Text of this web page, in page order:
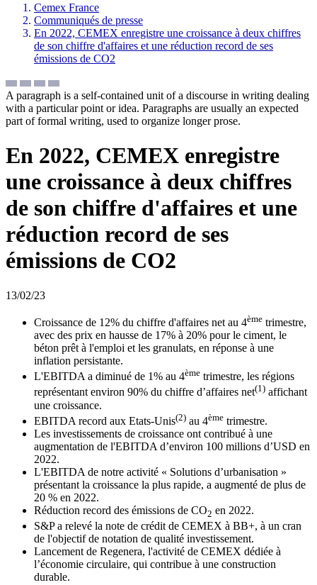
Cemex France
Communiqués de presse
En 2022, CEMEX enregistre une croissance à deux chiffres
de son chiffre d'affaires et une réduction record de ses
émissions de CO2
A paragraph is a self-contained unit of a discourse in writing dealing
with a particular point or idea. Paragraphs are usually an expected
part of formal writing, used to organize longer prose.
En 2022, CEMEX enregistre
une croissance à deux chiffres
de son chiffre d'affaires et une
réduction record de ses
émissions de CO2
13/02/23
Croissance de 12% du chiffre d'affaires net au 4ème trimestre,
avec des prix en hausse de 17% à 20% pour le ciment, le
béton prêt à l'emploi et les granulats, en réponse à une
inflation persistante.
L'EBITDA a diminué de 1% au 4ème trimestre, les régions
représentant environ 90% du chiffre d’affaires net(1) affichant
une croissance.
EBITDA record aux Etats-Unis(2) au 4ème trimestre.
Les investissements de croissance ont contribué à une
augmentation de l'EBITDA d’environ 100 millions d’USD en
2022.
L'EBITDA de notre activité « Solutions d’urbanisation »
présentant la croissance la plus rapide, a augmenté de plus de
20 % en 2022.
Réduction record des émissions de CO2 en 2022.
S&P a relevé la note de crédit de CEMEX à BB+, à un cran
de l'objectif de notation de qualité investissement.
Lancement de Regenera, l'activité de CEMEX dédiée à
l’économie circulaire, qui contribue à une construction
durable.